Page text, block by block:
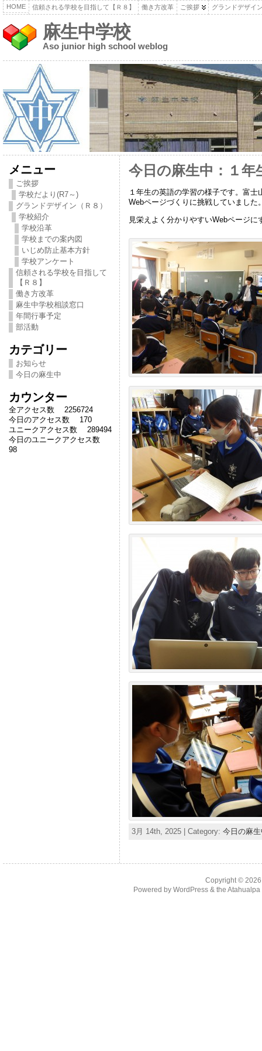
HOME 信頼される学校を目指して【Ｒ８】 働き方改革 ご挨拶 グランドデザイ
麻生中学校
Aso junior high school weblog
メニュー
ご挨拶
学校だより(R7～)
グランドデザイン（Ｒ８）
学校紹介
学校沿革
学校までの案内図
いじめ防止基本方針
学校アンケート
信頼される学校を目指して
【Ｒ８】
働き方改革
麻生中学校相談窓口
年間行事予定
部活動
カテゴリー
お知らせ
今日の麻生中
カウンター
全アクセス数 2256724
今日のアクセス数 170
ユニークアクセス数 289494
今日のユニークアクセス数
98
今日の麻生中：１年
１年生の英語の学習の様子です。富
Webページづくりに挑戦していました
見栄えよく分かりやすいWebページ
3月 14th, 2025 | Category: 今日の麻
Copyright ©
Powered by WordPress& the Atahualpa